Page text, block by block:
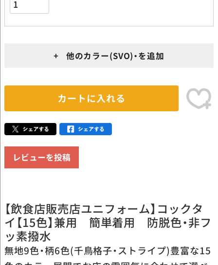
+ 他のカラー(SVO)・を追加
カートに入れる
レビューを投稿
【飲食店販売店ユニフォーム】コックタ
イ【15色】兼用 簡単着用 防脱色・非フ
ッ素撥水
無地9色・柄6色(千鳥格子・ストライプ)豊富な15